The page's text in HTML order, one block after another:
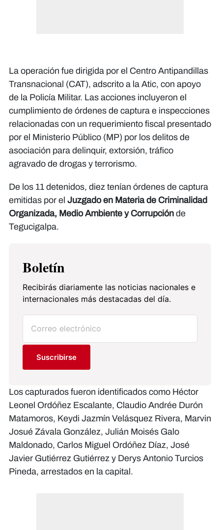
La operación fue dirigida por el Centro Antipandillas
Transnacional (CAT), adscrito a la Atic, con apoyo
de la Policía Militar. Las acciones incluyeron el
cumplimiento de órdenes de captura e inspecciones
relacionadas con un requerimiento fiscal presentado
por el Ministerio Público (MP) por los delitos de
asociación para delinquir, extorsión, tráfico
agravado de drogas y terrorismo.
De los 11 detenidos, diez tenían órdenes de captura
emitidas por el Juzgado en Materia de Criminalidad
Organizada, Medio Ambiente y Corrupción de
Tegucigalpa.
Boletín
Recibirás diariamente las noticias nacionales e
internacionales más destacadas del día.
Suscribirse
Los capturados fueron identificados como Héctor
Leonel Ordóñez Escalante, Claudio Andrée Durón
Matamoros, Keydi Jazmín Velásquez Rivera, Marvin
Josué Závala González, Julián Moisés Galo
Maldonado, Carlos Miguel Ordóñez Díaz, José
Javier Gutiérrez Gutiérrez y Derys Antonio Turcios
Pineda, arrestados en la capital.